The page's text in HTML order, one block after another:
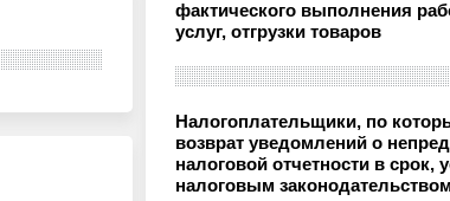
фактического выполнения
услуг, отгрузки товаров
Налогоплательщики, по
возврат уведомлений о
налоговой отчетности в срок,
налоговым